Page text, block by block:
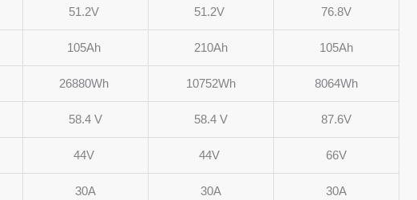
51.2V 51.2V 76.8V
105Ah 210Ah 105Ah
26880Wh 10752Wh 8064Wh
58.4 V 58.4 V 87.6V
44V 44V 66V
30A 30A 30A